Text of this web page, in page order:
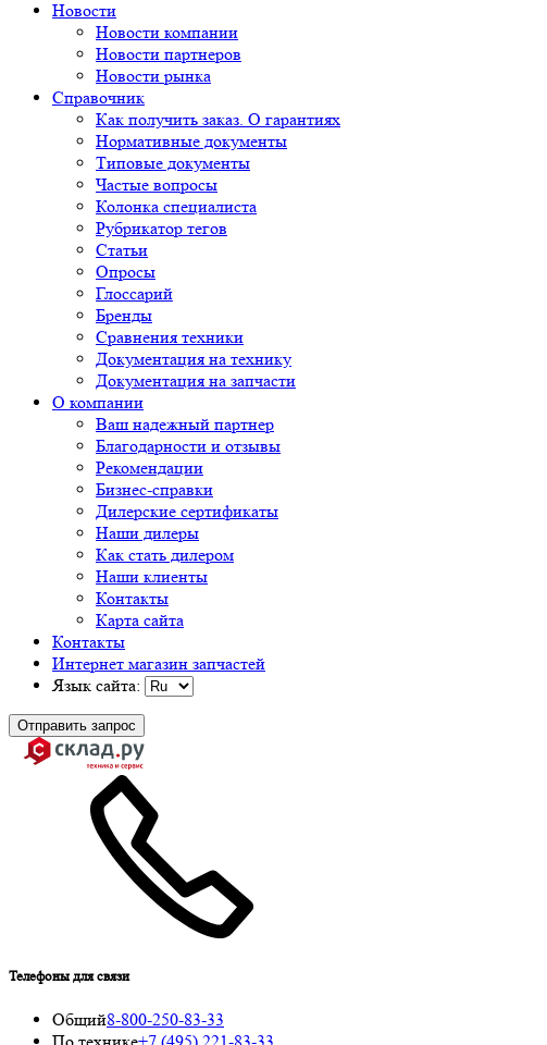
Новости
Новости компании
Новости партнеров
Новости рынка
Справочник
Как получить заказ. О гарантиях
Нормативные документы
Типовые документы
Частые вопросы
Колонка специалиста
Рубрикатор тегов
Статьи
Опросы
Глоссарий
Бренды
Сравнения техники
Документация на технику
Документация на запчасти
О компании
Ваш надежный партнер
Благодарности и отзывы
Рекомендации
Бизнес-справки
Дилерские сертификаты
Наши дилеры
Как стать дилером
Наши клиенты
Контакты
Карта сайта
Контакты
Интернет магазин запчастей
Язык сайта:
Отправить запрос
Телефоны для связи
Общий8-800-250-83-33